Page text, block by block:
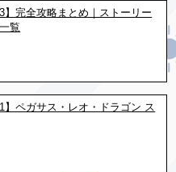
】完全攻略まとめ｜ストーリー
覧
】ペガサス・レオ・ドラゴン ス